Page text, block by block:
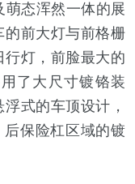
萌态浑然一体的展
的前大灯与前格栅
行灯，前脸最大的
了大尺寸镀铬装
式的车顶设计，
保险杠区域的镀